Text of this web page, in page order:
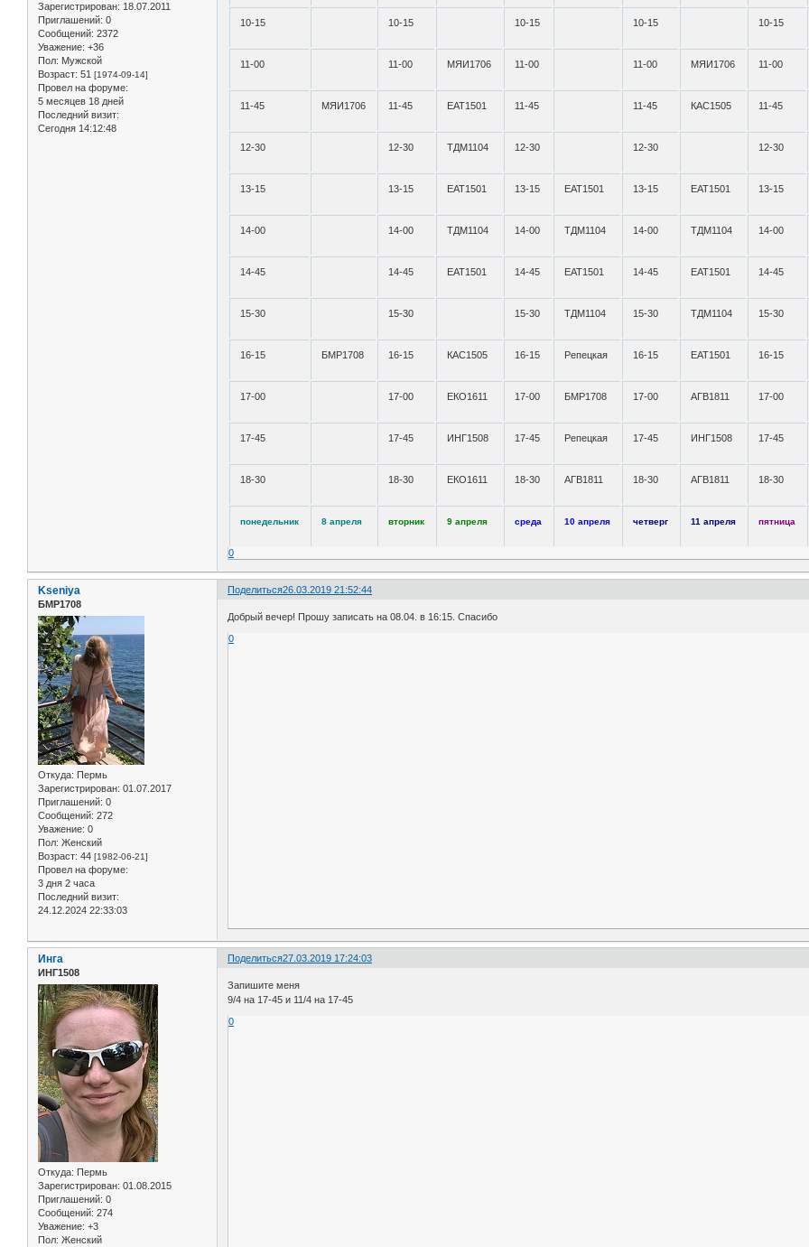
Зарегистрирован: 18.07.2011
Приглашений: 0
Сообщений: 2372
Уважение: +36
Пол: Мужской
Возраст: 51 [1974-09-14]
Провел на форуме:
5 месяцев 18 дней
Последний визит:
Сегодня 14:12:48
10-15 10-15 10-15 10-15 10-15
11-00 11-00 МЯИ1706 11-00 11-00 МЯИ1706 11-00
11-45 МЯИ1706 11-45 ЕАТ1501 11-45 11-45 КАС1505 11-45
12-30 12-30 ТДМ1104 12-30 12-30 12-30
13-15 13-15 ЕАТ1501 13-15 ЕАТ1501 13-15 ЕАТ1501 13-15
14-00 14-00 ТДМ1104 14-00 ТДМ1104 14-00 ТДМ1104 14-00
14-45 14-45 ЕАТ1501 14-45 ЕАТ1501 14-45 ЕАТ1501 14-45
15-30 15-30 15-30 ТДМ1104 15-30 ТДМ1104 15-30
16-15 БМР1708 16-15 КАС1505 16-15 Репецкая 16-15 ЕАТ1501 16-15
17-00 17-00 ЕКО1611 17-00 БМР1708 17-00 АГВ1811 17-00
17-45 17-45 ИНГ1508 17-45 Репецкая 17-45 ИНГ1508 17-45
18-30 18-30 ЕКО1611 18-30 АГВ1811 18-30 АГВ1811 18-30
понедельник 8 апреля вторник 9 апреля среда 10 апреля четверг 11 апреля пятница
0
Поделиться26.03.2019 21:52:44
Kseniya
БМР1708
Откуда: Пермь
Зарегистрирован: 01.07.2017
Приглашений: 0
Сообщений: 272
Уважение: 0
Пол: Женский
Возраст: 44 [1982-06-21]
Провел на форуме:
3 дня 2 часа
Последний визит:
24.12.2024 22:33:03
Добрый вечер! Прошу записать на 08.04. в 16:15. Спасибо
0
Поделиться27.03.2019 17:24:03
Инга
ИНГ1508
Откуда: Пермь
Зарегистрирован: 01.08.2015
Приглашений: 0
Сообщений: 274
Уважение: +3
Пол: Женский
Запишите меня
9/4 на 17-45 и 11/4 на 17-45
0